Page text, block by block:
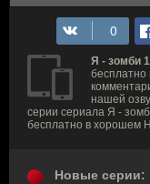
Я - зомби
бесплатно
нашей
серии сериала Я -
бесплатно в хорошем
Новые серии: